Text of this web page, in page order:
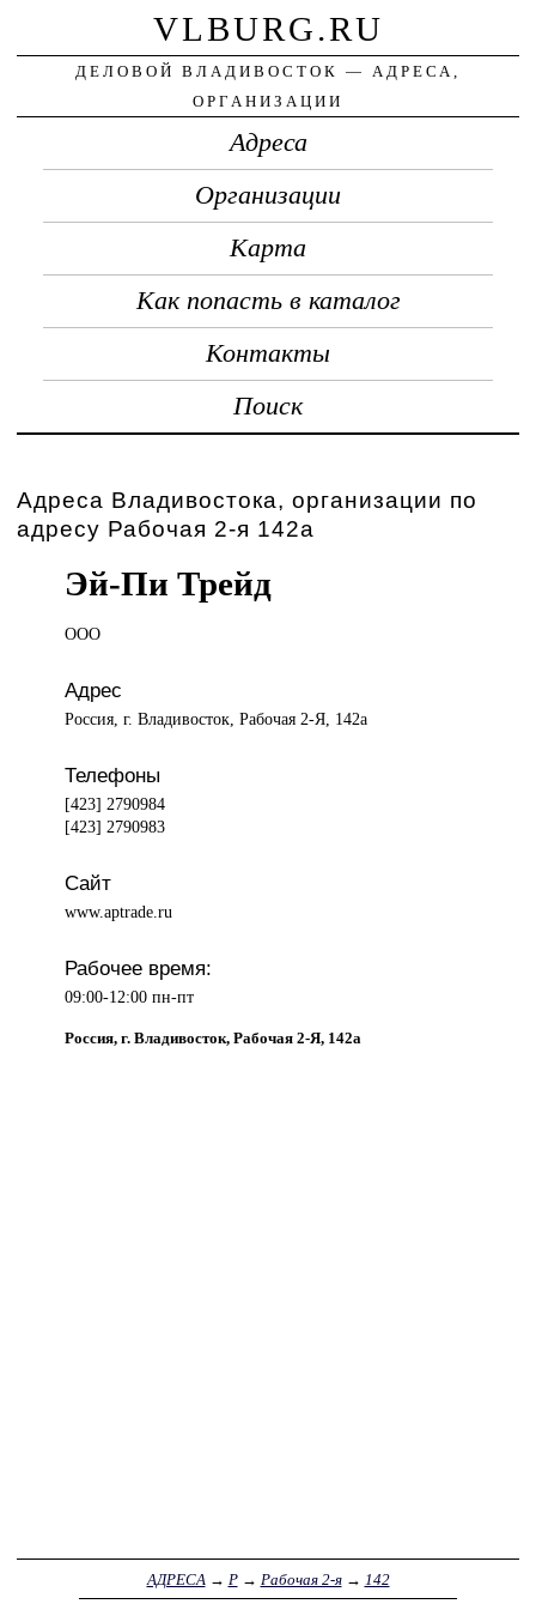
VLBURG.RU
ДЕЛОВОЙ ВЛАДИВОСТОК — АДРЕСА,
ОРГАНИЗАЦИИ
Адреса
Организации
Карта
Как попасть в каталог
Контакты
Поиск
Адреса Владивостока, организации по
адресу Рабочая 2-я 142а
Эй-Пи Трейд
ООО
Адрес
Россия, г. Владивосток, Рабочая 2-Я, 142а
Телефоны
[423] 2790984
[423] 2790983
Сайт
www.aptrade.ru
Рабочее время:
09:00-12:00 пн-пт
Россия, г. Владивосток, Рабочая 2-Я, 142а
АДРЕСА → Р→ Рабочая 2-я→ 142